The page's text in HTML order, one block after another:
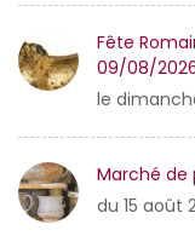
Fête
09/08/
le
Marché de
du 15 août